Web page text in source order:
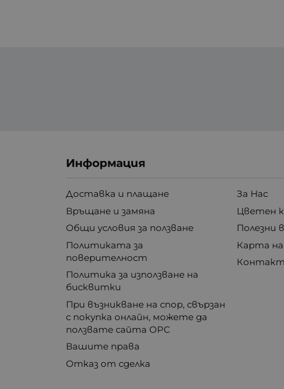
Информация
Доставка и плащане
Връщане и замяна
Общи условия за ползване
Политиката за
поверителност
Политика за използване на
бисквитки
При възникване на спор, свързан
с покупка онлайн, можете да
ползвате сайта ОРС
Вашите права
Отказ от сделка
За Нас
Цветен
Полезни
Карта